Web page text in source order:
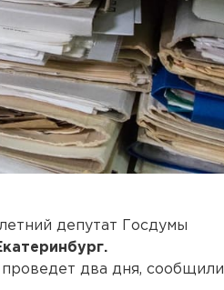
депутат Госдумы
проведет два дня, сообщили